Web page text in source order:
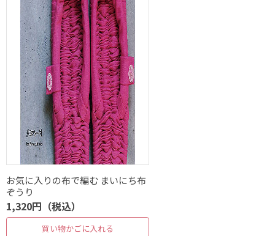
お気に入りの布で編む まいにち布
ぞうり
1,320円（税込）
買い物かごに入れる